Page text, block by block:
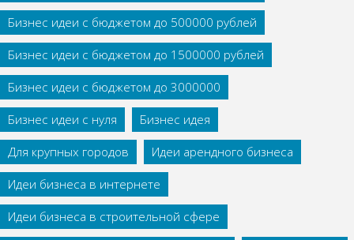
Бизнес идеи с бюджетом до 500000 рублей
Бизнес идеи с бюджетом до 1500000 рублей
Бизнес идеи с бюджетом до 3000000
Бизнес идеи с нуля
Бизнес идея
Для крупных городов
Идеи арендного бизнеса
Идеи бизнеса в интернете
Идеи бизнеса в строительной сфере